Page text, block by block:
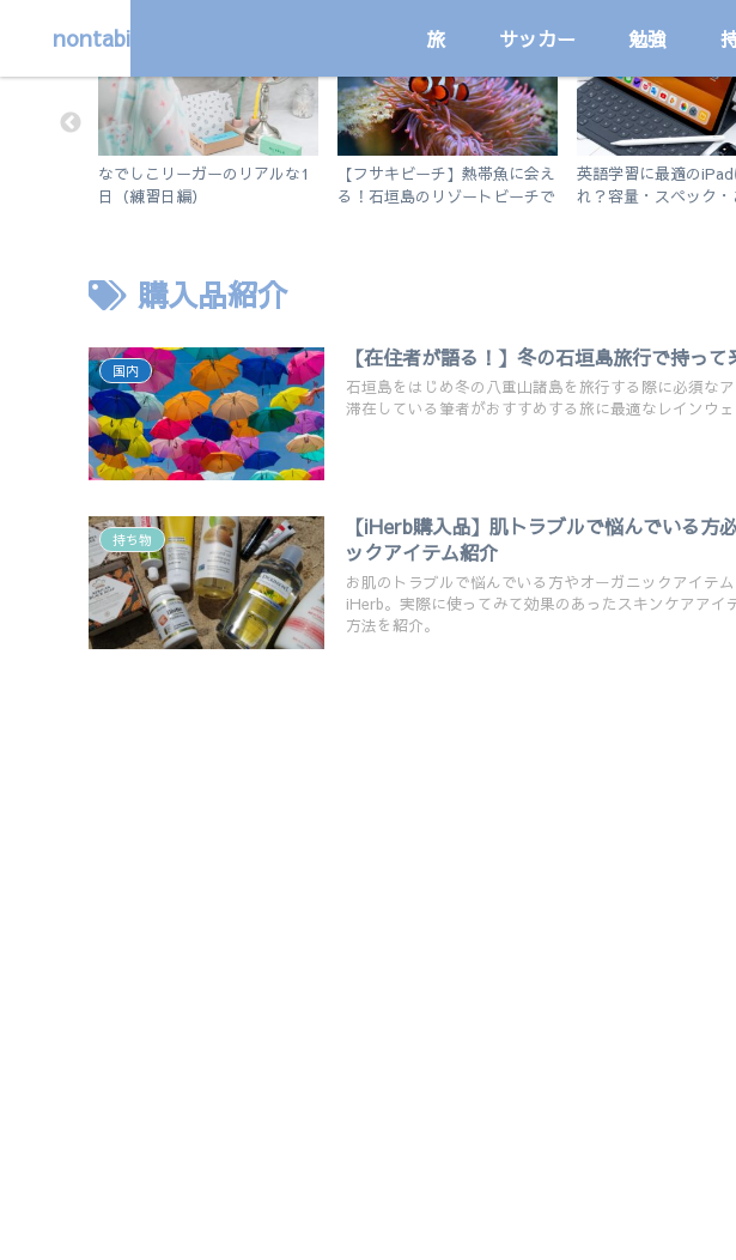
nontabi 旅 サッカー 勉強
サッカー
なでしこリーガーのリアルな1
日（練習日編）
【フサキビーチ】熱帯魚に会え
る！石垣島のリゾートビーチで
英語学習に最適の
れ？容量・スペック
購入品紹介
国内
【在住者が語る！】冬の石垣島旅行で持っ
石垣島をはじめ冬の八重山諸島を旅行する際に必須な
滞在している筆者がおすすめする旅に最適なレインウェ
持ち物
【iHerb購入品】肌トラブルで悩んでいる方
ックアイテム紹介
お肌のトラブルで悩んでいる方やオーガニックアイテ
iHerb。実際に使ってみて効果のあったスキンケアアイ
方法を紹介。